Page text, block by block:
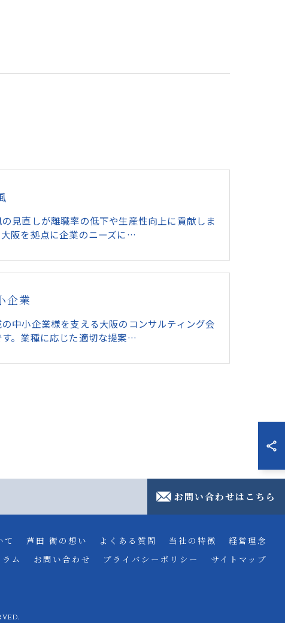
見直しが離職率の低下や生産性向上に貢献しま
大阪を拠点に企業のニーズに…
企業
の中小企業様を支える大阪のコンサルティング会
す。業種に応じた適切な提案…
お問い合わせはこちら
て 芦田 衞の想い よくある質問 当社の特徴
経営理念
ラム お問い合わせ プライバシーポリシー サイトマップ